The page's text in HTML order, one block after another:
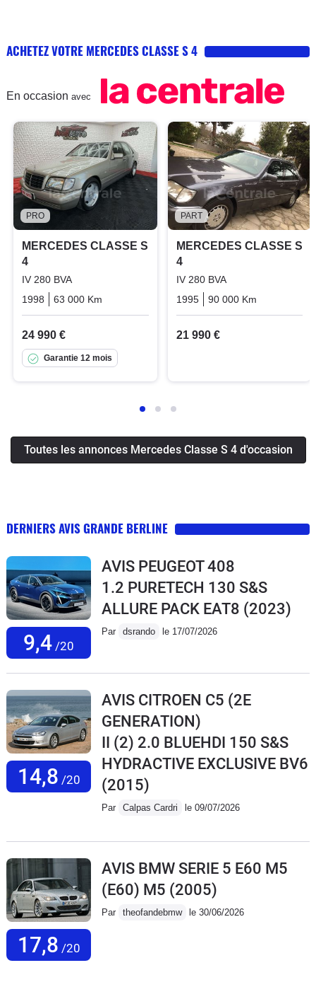
ACHETEZ VOTRE MERCEDES CLASSE S 4
En occasion avec
PRO
MERCEDES CLASSE S
4
IV 280 BVA
1998
63 000 Km Essence
24 990 €
Garantie 12 mois
PART
MERCEDES CLASSE S
4
IV 280 BVA
1995
90 000 Km
21 990 €
Toutes les annonces Mercedes Classe S 4 d'occasion
DERNIERS AVIS GRANDE BERLINE
9,4 /20
AVIS PEUGEOT 408
1.2 PURETECH 130 S&S
ALLURE PACK EAT8 (2023)
Par dsrando le 17/07/2026
14,8 /20
AVIS CITROEN C5 (2E
GENERATION)
II (2) 2.0 BLUEHDI 150 S&S
HYDRACTIVE EXCLUSIVE BV6
(2015)
Par Calpas Cardri le 09/07/2026
17,8 /20
AVIS BMW SERIE 5 E60 M5
(E60) M5 (2005)
Par theofandebmw le 30/06/2026